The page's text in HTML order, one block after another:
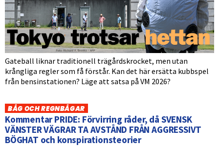
Gateball liknar traditionell trägårdskrocket, men utan
krångliga regler som få förstår. Kan det här ersätta kubbspel
från bensinstationen? Läge att satsa på VM 2026?
BÅG OCH REGNBÅGAR
Kommentar PRIDE: Förvirring råder, då SVENSK
VÄNSTER VÄGRAR TA AVSTÅND FRÅN AGGRESSIVT
BÖGHAT och konspirationsteorier